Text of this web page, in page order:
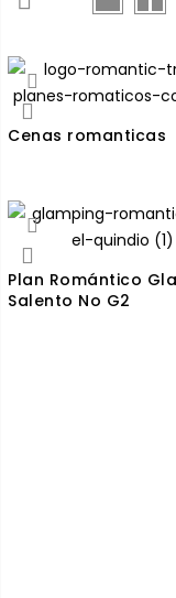
Cenas romanticas
Plan Romántico
Salento No G2